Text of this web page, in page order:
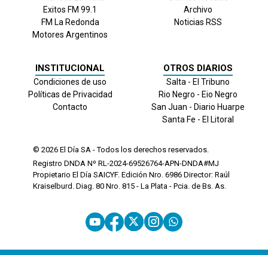
Exitos FM 99.1
FM La Redonda
Motores Argentinos
Archivo
Noticias RSS
INSTITUCIONAL
Condiciones de uso
Políticas de Privacidad
Contacto
OTROS DIARIOS
Salta - El Tribuno
Rio Negro - Eio Negro
San Juan - Diario Huarpe
Santa Fe - El Litoral
© 2026 El Día SA - Todos los derechos reservados.
Registro DNDA Nº RL-2024-69526764-APN-DNDA#MJ
Propietario El Día SAICYF. Edición Nro. 6986 Director: Raúl
Kraiselburd. Diag. 80 Nro. 815 - La Plata - Pcia. de Bs. As.